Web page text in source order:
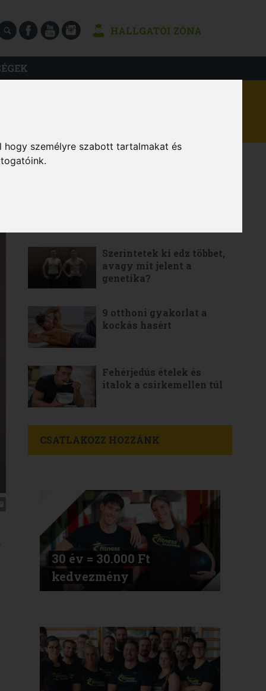
személyre szabott tartalmakat és
HALLGATÓI ZÓNA
Szerintetek ki edz többet,
avagy mit jelent a
genetika?
9 otthoni gyakorlat a
kockás hasért
Fehérjedús ételek és
italok a csirkemellen túl
CSATLAKOZZ HOZZÁNK
30 év = 30.000 Ft
kedvezmény